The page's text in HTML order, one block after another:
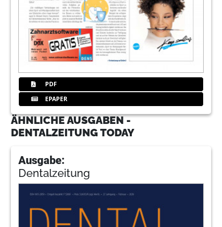
PDF
EPAPER
ÄHNLICHE AUSGABEN -
DENTALZEITUNG TODAY
Ausgabe:
Dentalzeitung